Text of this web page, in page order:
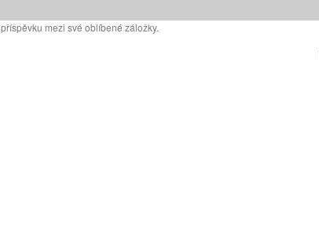
příspěvku mezi své oblíbené záložky.